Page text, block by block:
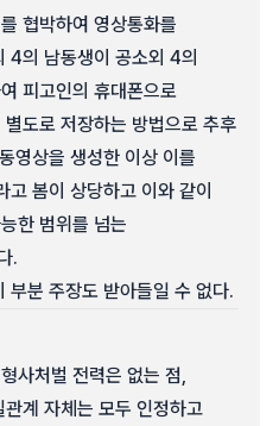
협박하여 영상통화를
4의 남동생이 공소외 4의
피고인의 휴대폰으로
도로 저장하는 방법으로 추후
영상을 생성한 이상 이를
고 봄이 상당하고 이와 같이
한 범위를 넘는
.
부분 주장도 받아들일 수 없다.
사처벌 전력은 없는 점,
계 자체는 모두 인정하고